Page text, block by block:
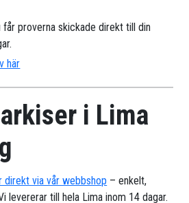
proverna skickade direkt till din
här
i Lima
direkt via vår webbshop – enkelt,
levererar till hela Lima inom 14 dagar.